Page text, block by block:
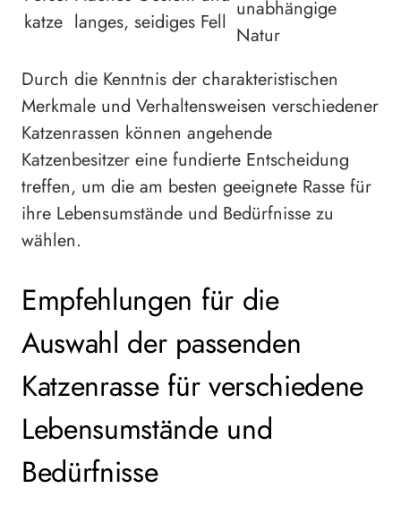
katze langes, seidiges Fell
unabhängige
Natur
Durch die Kenntnis der charakteristischen
Merkmale und Verhaltensweisen verschiedener
Katzenrassen können angehende
Katzenbesitzer eine fundierte Entscheidung
treffen, um die am besten geeignete Rasse für
ihre Lebensumstände und Bedürfnisse zu
wählen.
Empfehlungen für die
Auswahl der passenden
Katzenrasse für verschiedene
Lebensumstände und
Bedürfnisse